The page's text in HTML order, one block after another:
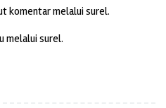
komentar melalui surel.
melalui surel.